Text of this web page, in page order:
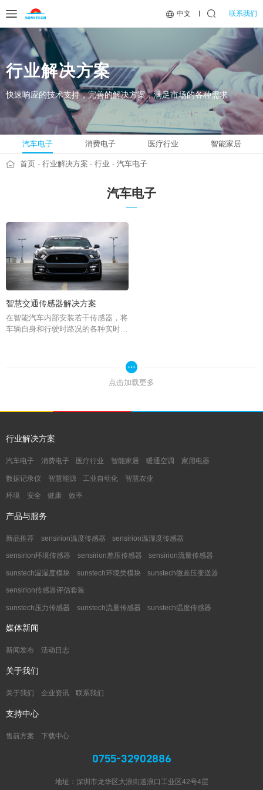
中文 联系我们
行业解决方案
快速响应的技术支持，完善的解决方案，满足市场的各种需求
汽车电子 消费电子 医疗行业 智能家居
首页 行业解决方案 行业 汽车电子
汽车电子
智慧交通传感器解决方案
在智能汽车内部安装若干传感器，将
车辆自身和行驶时路况的各种实时数
智慧交通对城市每天产生的海量交通
数据进行处理、分析和存储，为公众
提供更准确全面的路况信息服务，为点击加载更多
行业解决方案
汽车电子 消费电子 医疗行业 智能家居 暖通空调 家用电器
数据记录仪 智慧能源 工业自动化 智慧农业
环境 安全 健康 效率
产品与服务
新品推荐 sensirion温度传感器 sensirion温湿度传感器
sensirion环境传感器 sensirion差压传感器 sensirion流量传感器
sunstech温湿度模块 sunstech环境类模块 sunstech微差压变送器
sensirion传感器评估套装
sunstech压力传感器 sunstech流量传感器 sunstech温度传感器
媒体新闻
新闻发布 活动日志
关于我们
关于我们 企业资讯 联系我们
支持中心
售前方案 下载中心
0755-32902886
地址：深圳市龙华区大浪街道浪口工业区42号4层